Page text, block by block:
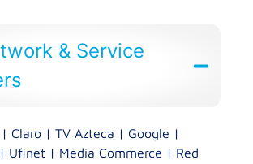
& Service
| Claro | TV Azteca | Google |
Ufinet | Media Commerce | Red